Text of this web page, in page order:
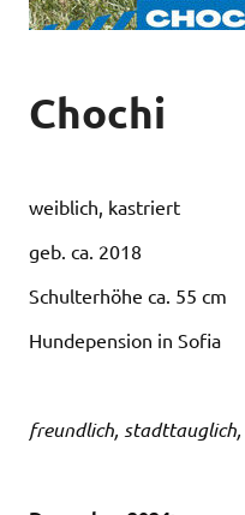
Chochi
weiblich, kastriert
geb. ca. 2018
Schulterhöhe ca. 55 cm
Hundepension in Sofia
freundlich,